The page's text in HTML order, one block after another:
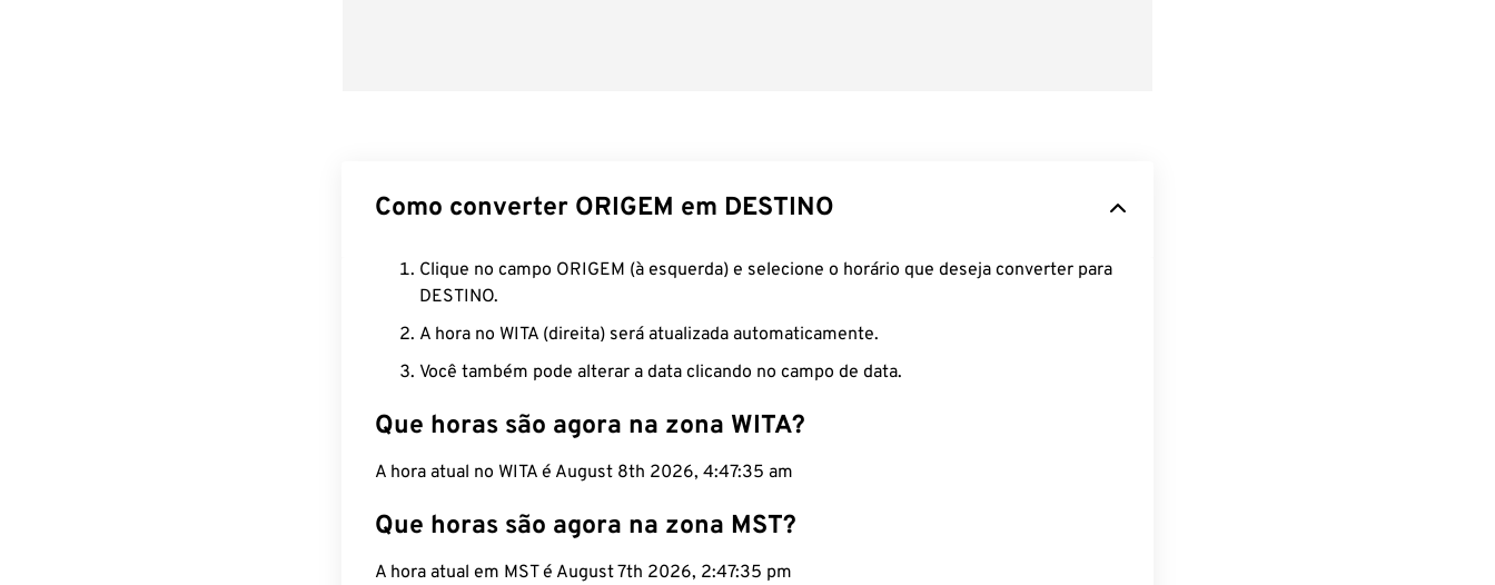
Como converter ORIGEM em DESTINO
Clique no campo ORIGEM (à esquerda) e selecione o horário que deseja converter para
DESTINO.
A hora no WITA (direita) será atualizada automaticamente.
Você também pode alterar a data clicando no campo de data.
Que horas são agora na zona WITA?
A hora atual no WITA é August 8th 2026, 4:47:36 am
Que horas são agora na zona MST?
A hora atual em MST é August 7th 2026, 2:47:36 pm